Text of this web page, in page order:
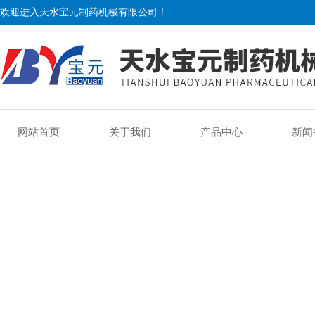
欢迎进入天水宝元制药机械有限公司！
网站首页 关于我们 产品中心 新